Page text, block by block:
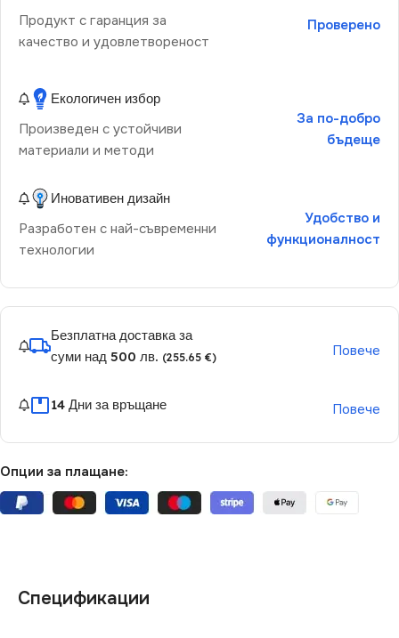
Продукт с гаранция за
качество и удовлетвореност
Проверено
Екологичен избор
Произведен с устойчиви
материали и методи
За по-добро
бъдеще
Иновативен дизайн
Разработен с най-съвременни
технологии
Удобство и
функционалност
Безплатна доставка за
суми над 500 лв. (255.65 €) Повече
14 Дни за връщане Повече
Опции за плащане:
Спецификации